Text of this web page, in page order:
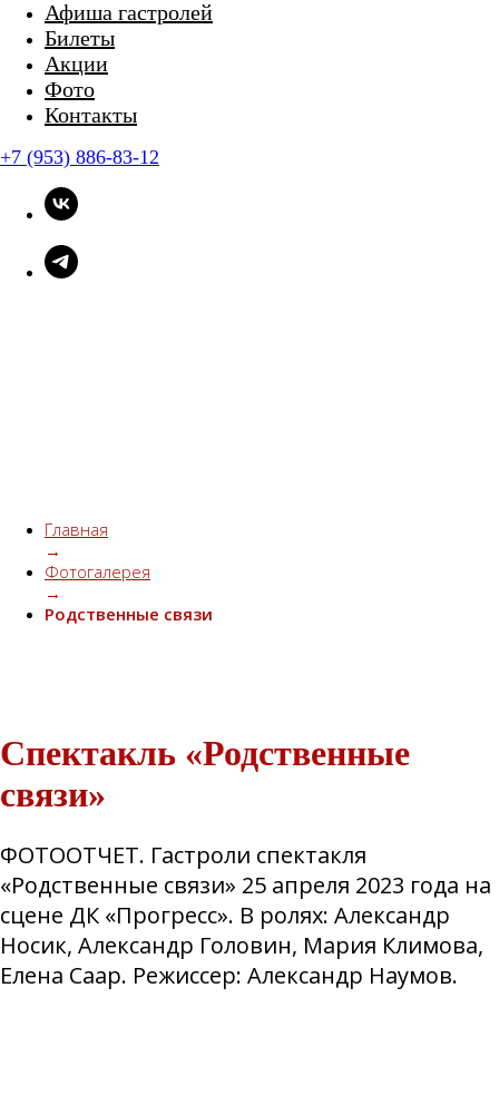
Афиша гастролей
Билеты
Акции
Фото
Контакты
+7 (953) 886-83-12
Главная
→
Фотогалерея
→
Родственные связи
Спектакль «Родственные
связи»
ФОТООТЧЕТ. Гастроли спектакля
«Родственные связи» 25 апреля 2023 года на
сцене ДК «Прогресс». В ролях: Александр
Носик, Александр Головин, Мария Климова,
Елена Саар. Режиссер: Александр Наумов.